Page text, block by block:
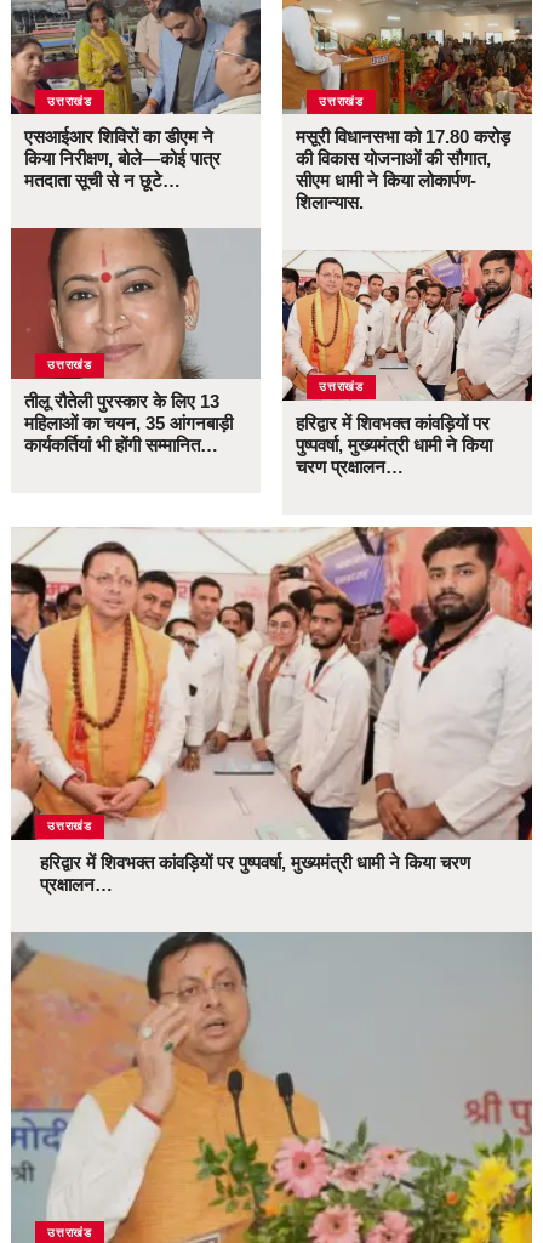
उत्तराखंड
एसआईआर शिविरों का डीएम ने
किया निरीक्षण, बोले—कोई पात्र
मतदाता सूची से न छूटे…
उत्तराखंड
तीलू रौतेली पुरस्कार के लिए 13
महिलाओं का चयन, 35 आंगनबाड़ी
कार्यकर्तियां भी होंगी सम्मानित…
उत्तराखंड
मसूरी विधानसभा को 17.80 करोड़
की विकास योजनाओं की सौगात,
सीएम धामी ने किया लोकार्पण-
शिलान्यास.
उत्तराखंड
हरिद्वार में शिवभक्त कांवड़ियों पर
पुष्पवर्षा, मुख्यमंत्री धामी ने किया
चरण प्रक्षालन…
उत्तराखंड
हरिद्वार में शिवभक्त कांवड़ियों पर पुष्पवर्षा, मुख्यमंत्री धामी ने किया चरण
प्रक्षालन…
उत्तराखंड